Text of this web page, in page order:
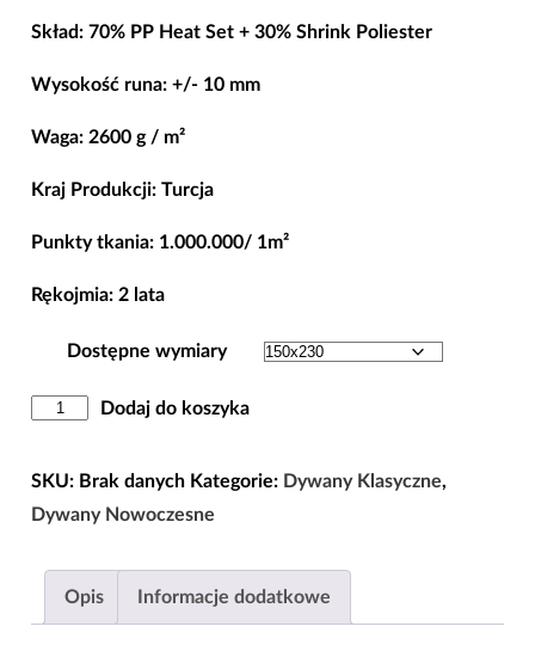
od
500,00 zł
Skład: 70% PP Heat Set + 30% Shrink Poliester
Wysokość runa: +/- 10 mm
Waga: 2600 g / m²
Kraj Produkcji: Turcja
Punkty tkania: 1.000.000/ 1m²
Rękojmia: 2 lata
Dostępne wymiary
ilość
Luksusowy
Klasyczny
Ciemna
Ramka
Dodaj do koszyka
SKU: Brak danych Kategorie: Dywany Klasyczne,
Dywany Nowoczesne
Opis Informacje dodatkowe